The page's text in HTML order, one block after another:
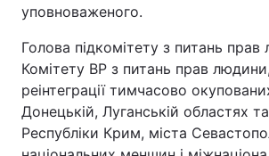
уповноваженого.
Голова підкомітету з питань
Комітету ВР з питань прав
реінтеграції тимчасово
Донецькій, Луганській областях
Республіки Крим, міста